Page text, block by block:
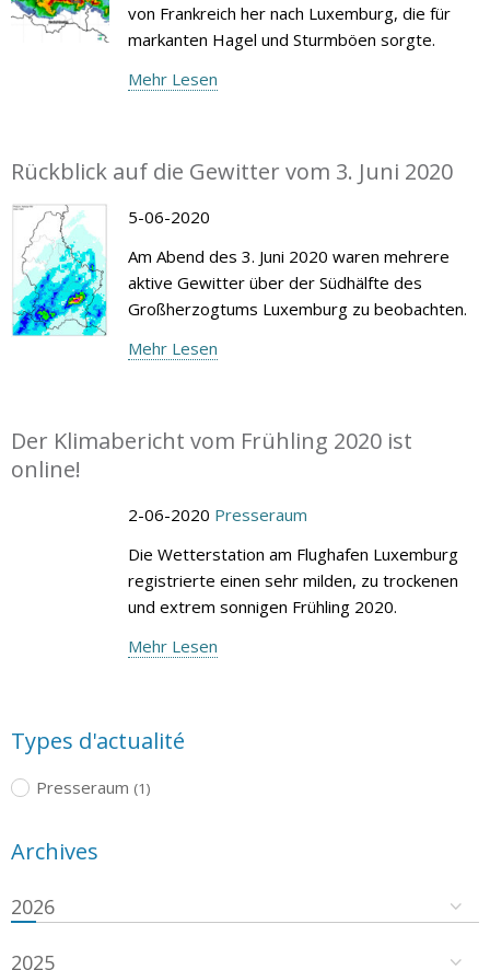
von Frankreich her nach Luxemburg, die für
markanten Hagel und Sturmböen sorgte.
Mehr Lesen
Rückblick auf die Gewitter vom 3. Juni 2020
5-06-2020
Am Abend des 3. Juni 2020 waren mehrere
aktive Gewitter über der Südhälfte des
Großherzogtums Luxemburg zu beobachten.
Mehr Lesen
Der Klimabericht vom Frühling 2020 ist
online!
2-06-2020 Presseraum
Die Wetterstation am Flughafen Luxemburg
registrierte einen sehr milden, zu trockenen
und extrem sonnigen Frühling 2020.
Mehr Lesen
Types d'actualité
Presseraum (1)
Archives
2026
2025